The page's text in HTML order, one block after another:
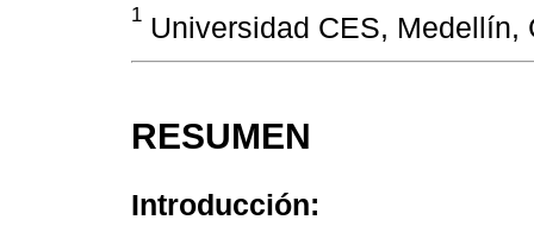
1 Universidad CES, Medellín,
RESUMEN
Introducción: